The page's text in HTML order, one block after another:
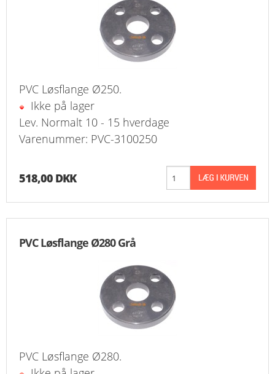
PVC Løsflange Ø250.
Ikke på lager
Lev. Normalt 10 - 15 hverdage
Varenummer: PVC-3100250
518,00 DKK
PVC Løsflange Ø280 Grå
PVC Løsflange Ø280.